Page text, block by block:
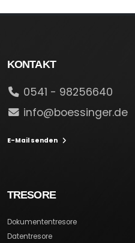
KONTAKT
0541 - 98256640
info@boessinger.de
E-Mail senden
TRESORE
Dokumententresore
Datentresore